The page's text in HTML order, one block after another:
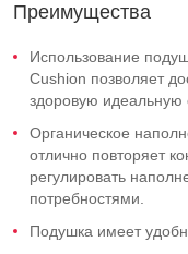
Преимущества
Использование
Cushion позволяет
здоровую идеальную
Органическое
отлично повторяет
регулировать
потребностями.
Подушка имеет